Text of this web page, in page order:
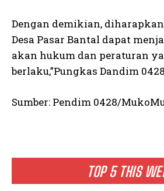
TOP 5 THIS
Dengan demikian,
Desa Pasar Bantal dapat
akan hukum dan peraturan
berlaku,”Pungkas Dandim
Sumber: Pendim 0428/